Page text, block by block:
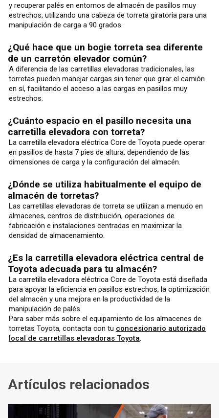
y recuperar palés en entornos de almacén de pasillos muy
estrechos, utilizando una cabeza de torreta giratoria para una
manipulación de carga a 90 grados.
¿Qué hace que un bogie torreta sea diferente
de un carretón elevador común?
A diferencia de las carretillas elevadoras tradicionales, las
torretas pueden manejar cargas sin tener que girar el camión
en sí, facilitando el acceso a las cargas en pasillos muy
estrechos.
¿Cuánto espacio en el pasillo necesita una
carretilla elevadora con torreta?
La carretilla elevadora eléctrica Core de Toyota puede operar
en pasillos de hasta 7 pies de altura, dependiendo de las
dimensiones de carga y la configuración del almacén.
¿Dónde se utiliza habitualmente el equipo de
almacén de torretas?
Las carretillas elevadoras de torreta se utilizan a menudo en
almacenes, centros de distribución, operaciones de
fabricación e instalaciones centradas en maximizar la
densidad de almacenamiento.
¿Es la carretilla elevadora eléctrica central de
Toyota adecuada para tu almacén?
La carretilla elevadora eléctrica Core de Toyota está diseñada
para apoyar la eficiencia en pasillos estrechos, la optimización
del almacén y una mejora en la productividad de la
manipulación de palés.
Para saber más sobre el equipamiento de los almacenes de
torretas Toyota, contacta con tu concesionario autorizado
local de carretillas elevadoras Toyota.
Artículos relacionados